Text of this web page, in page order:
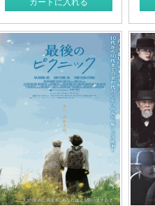
カートに入れる